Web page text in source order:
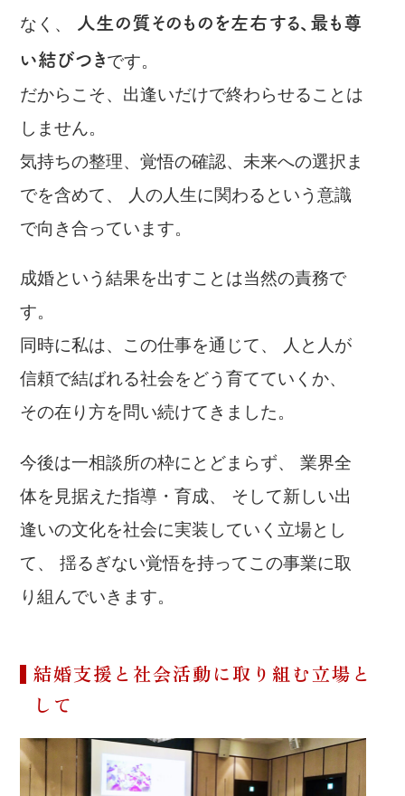
なく、 人生の質そのものを左右する、最も尊
い結びつきです。
だからこそ、出逢いだけで終わらせることは
しません。
気持ちの整理、覚悟の確認、未来への選択ま
でを含めて、 人の人生に関わるという意識
で向き合っています。
成婚という結果を出すことは当然の責務で
す。
同時に私は、この仕事を通じて、 人と人が
信頼で結ばれる社会をどう育てていくか、
その在り方を問い続けてきました。
今後は一相談所の枠にとどまらず、 業界全
体を見据えた指導・育成、 そして新しい出
逢いの文化を社会に実装していく立場とし
て、 揺るぎない覚悟を持ってこの事業に取
り組んでいきます。
結婚支援と社会活動に取り組む立場と
して